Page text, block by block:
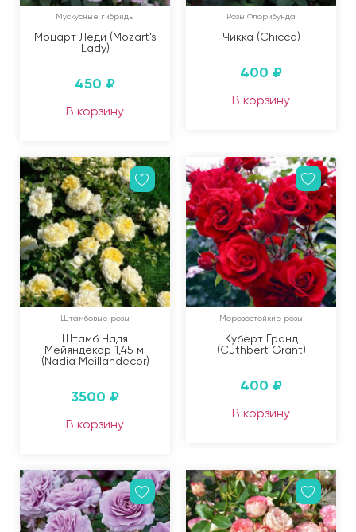
Мускусные гибриды
Моцарт Леди (Mozart’s
Lady)
450 ₽
В корзину
Розы Флорибунда
Чикка (Chicca)
400 ₽
В корзину
Штамбовые розы
Штамб Надя
Мейяндекор 1,45 м.
(Nadia Meillandecor)
3500 ₽
В корзину
Морозостойкие розы
Куберт Гранд
(Cuthbert Grant)
400 ₽
В корзину